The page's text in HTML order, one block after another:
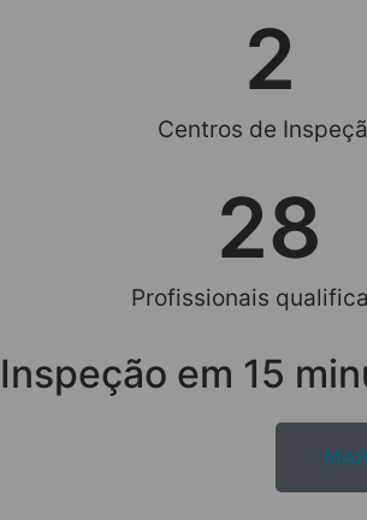
Centros de
2
Profissionais
28
Inspeção em 15